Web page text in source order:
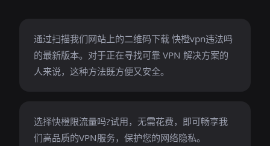
通过扫描我们网站上的二维码下载 快橙vpn违法吗
的最新版本。对于正在寻找可靠 VPN 解决方案的
人来说，这种方法既方便又安全。
选择快橙限流量吗?试用，无需花费，即可畅享我
们高品质的VPN服务，保护您的网络隐私。